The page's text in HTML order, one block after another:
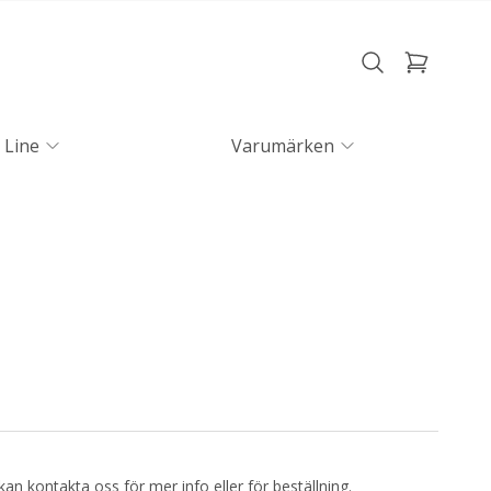
Line Varumärken
kontakta oss för mer info eller för beställning.